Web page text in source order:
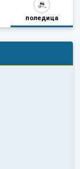
поледица